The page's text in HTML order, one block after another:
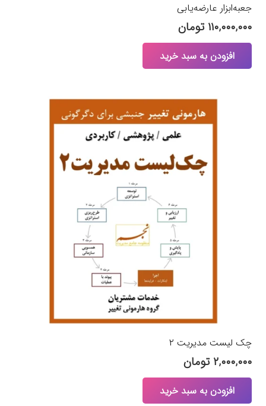
جعبه‌ابزار عارضه‌یابی
۱۱۰,۰۰۰,۰۰۰ تومان
افزودن به سبد خرید
چک لیست‌ مدیریت ۲
۲,۰۰۰,۰۰۰ تومان
افزودن به سبد خرید